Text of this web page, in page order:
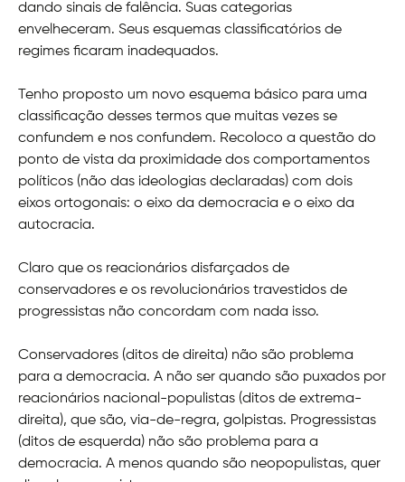
dando sinais de falência. Suas categorias
envelheceram. Seus esquemas classificatórios de
regimes ficaram inadequados.
Tenho proposto um novo esquema básico para uma
classificação desses termos que muitas vezes se
confundem e nos confundem. Recoloco a questão do
ponto de vista da proximidade dos comportamentos
políticos (não das ideologias declaradas) com dois
eixos ortogonais: o eixo da democracia e o eixo da
autocracia.
Claro que os reacionários disfarçados de
conservadores e os revolucionários travestidos de
progressistas não concordam com nada isso.
Conservadores (ditos de direita) não são problema
para a democracia. A não ser quando são puxados por
reacionários nacional-populistas (ditos de extrema-
direita), que são, via-de-regra, golpistas. Progressistas
(ditos de esquerda) não são problema para a
democracia. A menos quando são neopopulistas, quer